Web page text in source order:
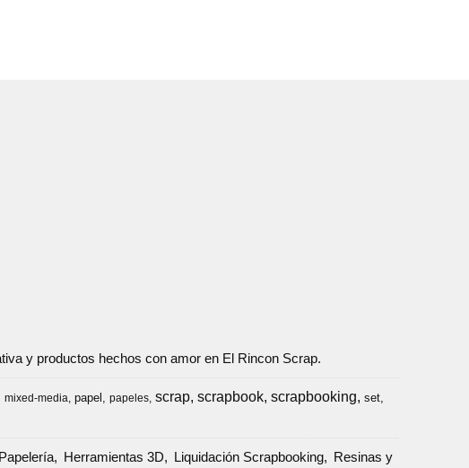
y productos hechos con amor en El Rincon Scrap.
mixed-media papel papeles scrap scrapbook scrapbooking set
Papelería Herramientas 3D Liquidación Scrapbooking
Resinas y